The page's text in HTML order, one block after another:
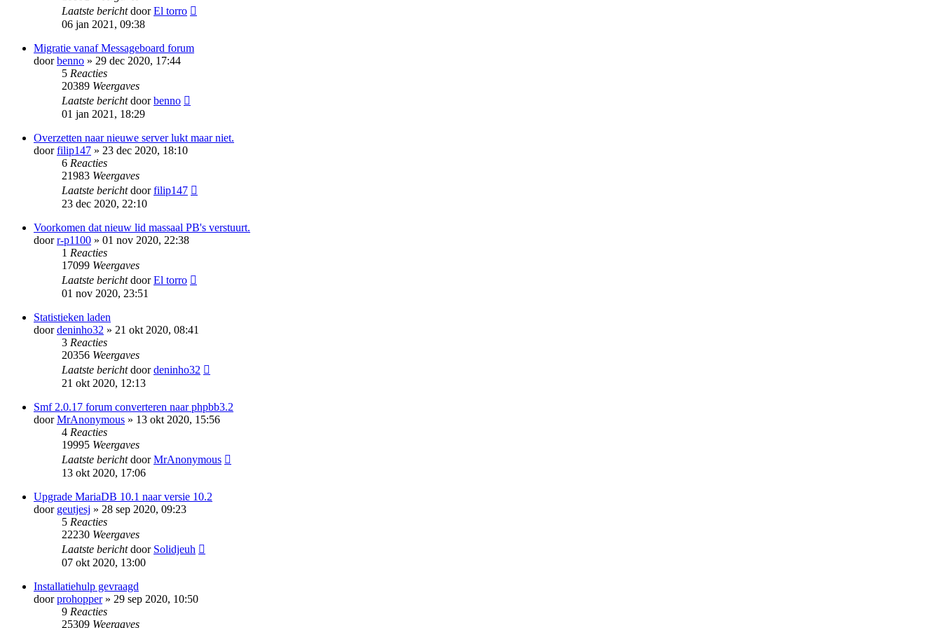
Laatste berichtdoorEl torro
06 jan 2021, 09:38
Migratie vanaf Messageboard forum
doorbenno » 29 dec 2020, 17:44
5 Reacties
20389 Weergaves
Laatste berichtdoorbenno
01 jan 2021, 18:29
Overzetten naar nieuwe server lukt maar niet.
doorfilip147 » 23 dec 2020, 18:10
6 Reacties
21983 Weergaves
Laatste berichtdoorfilip147
23 dec 2020, 22:10
Voorkomen dat nieuw lid massaal PB's verstuurt.
doorr-p1100 » 01 nov 2020, 22:38
1 Reacties
17099 Weergaves
Laatste berichtdoorEl torro
01 nov 2020, 23:51
Statistieken laden
doordeninho32 » 21 okt 2020, 08:41
3 Reacties
20356 Weergaves
Laatste berichtdoordeninho32
21 okt 2020, 12:13
Smf 2.0.17 forum converteren naar phpbb3.2
doorMrAnonymous » 13 okt 2020, 15:56
4 Reacties
19995 Weergaves
Laatste berichtdoorMrAnonymous
13 okt 2020, 17:06
Upgrade MariaDB 10.1 naar versie 10.2
door geutjesj » 28 sep 2020, 09:23
5 Reacties
22230 Weergaves
Laatste berichtdoor Solidjeuh
07 okt 2020, 13:00
Installatiehulp gevraagd
doorprohopper» 29 sep 2020, 10:50
9 Reacties
25309 Weergaves